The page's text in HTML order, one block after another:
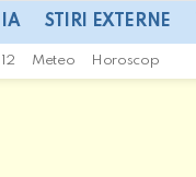
STIRI EXTERNE
Meteo Horoscop